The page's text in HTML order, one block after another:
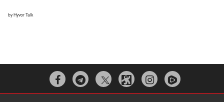
contra instalaciones nucleares | Detrás de
la Razón
  